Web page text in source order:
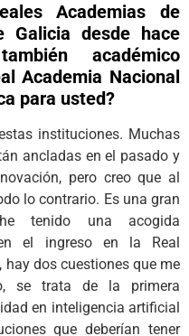
Academias de
Galicia desde hace
académico
Academia Nacional
para usted?
instituciones. Muchas
ancladas en el pasado y
pero creo que al
lo contrario. Es una gran
tenido una acogida
el ingreso en la Real
dos cuestiones que me
se trata de la primera
en inteligencia artificial
que deberían tener